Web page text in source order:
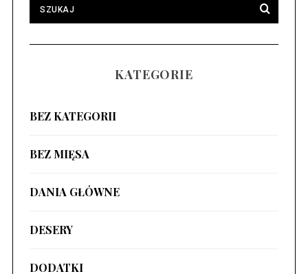
KATEGORIE
BEZ KATEGORII
BEZ MIĘSA
DANIA GŁÓWNE
DESERY
DODATKI